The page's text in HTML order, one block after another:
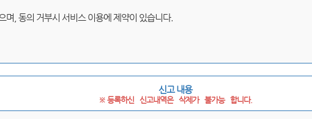
, 동의 거부시 서비스 이용에 제약이 있습니다.
신고 내용
※ 등록하신   신고내역은   삭제가   불가능   합니다.